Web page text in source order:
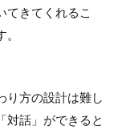
てきてくれるこ
り方の設計は難し
対話」ができると